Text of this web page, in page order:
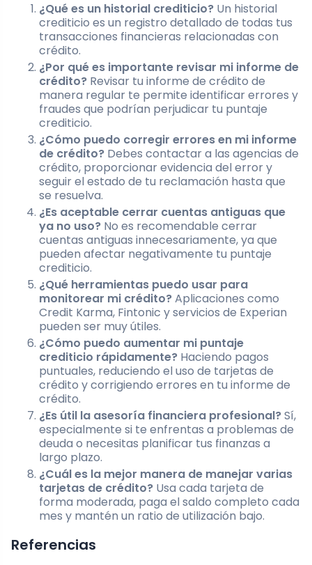
¿Qué es un historial crediticio? Un historial
crediticio es un registro detallado de todas tus
transacciones financieras relacionadas con
crédito.
¿Por qué es importante revisar mi informe de
crédito? Revisar tu informe de crédito de
manera regular te permite identificar errores y
fraudes que podrían perjudicar tu puntaje
crediticio.
¿Cómo puedo corregir errores en mi informe
de crédito? Debes contactar a las agencias de
crédito, proporcionar evidencia del error y
seguir el estado de tu reclamación hasta que
se resuelva.
¿Es aceptable cerrar cuentas antiguas que
ya no uso? No es recomendable cerrar
cuentas antiguas innecesariamente, ya que
pueden afectar negativamente tu puntaje
crediticio.
¿Qué herramientas puedo usar para
monitorear mi crédito?Aplicaciones como
Credit Karma, Fintonic y servicios de Experian
pueden ser muy útiles.
¿Cómo puedo aumentar mi puntaje
crediticio rápidamente? Haciendo pagos
puntuales, reduciendo el uso de tarjetas de
crédito y corrigiendo errores en tu informe de
crédito.
¿Es útil la asesoría financiera profesional?Sí,
especialmente si te enfrentas a problemas de
deuda o necesitas planificar tus finanzas a
largo plazo.
¿Cuál es la mejor manera de manejar varias
tarjetas de crédito? Usa cada tarjeta de
forma moderada, paga el saldo completo cada
mes y mantén un ratio de utilización bajo.
Referencias